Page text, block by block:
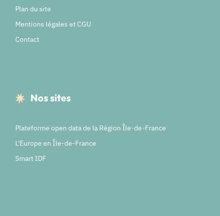
Plan du site
Mentions légales et CGU
Contact
Nos sites
Plateforme open data de la Région Île-de-France
L'Europe en Île-de-France
Smart IDF